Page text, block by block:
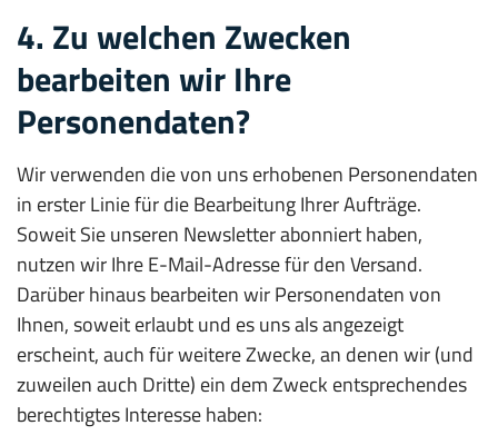
4. Zu welchen Zwecken
bearbeiten wir Ihre
Personendaten?
Wir verwenden die von uns erhobenen Personendaten
in erster Linie für die Bearbeitung Ihrer Aufträge.
Soweit Sie unseren Newsletter abonniert haben,
nutzen wir Ihre E-Mail-Adresse für den Versand.
Darüber hinaus bearbeiten wir Personendaten von
Ihnen, soweit erlaubt und es uns als angezeigt
erscheint, auch für weitere Zwecke, an denen wir (und
zuweilen auch Dritte) ein dem Zweck entsprechendes
berechtigtes Interesse haben: